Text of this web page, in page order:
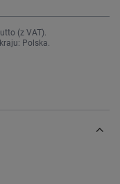
(z VAT).
Polska.